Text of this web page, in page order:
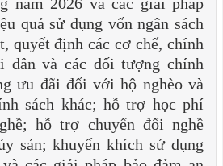
quả sử dụng vốn ngân sách
quyết định các cơ chế, chính
dân và các đối tượng chính
ưu đãi đối với hộ nghèo và
sách khác; hỗ trợ học phí
hỗ trợ chuyển đổi nghề
sản; khuyến khích sử dụng